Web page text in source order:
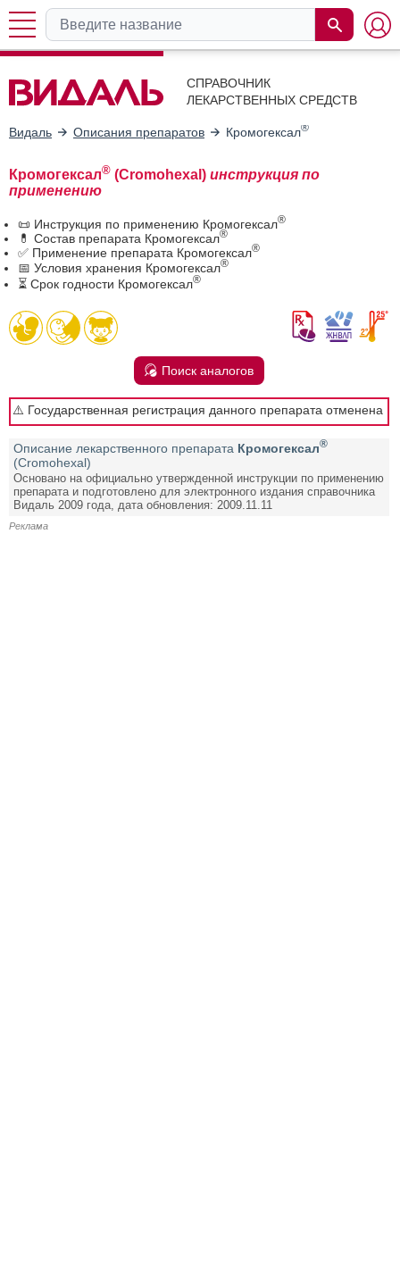
СПРАВОЧНИК
ЛЕКАРСТВЕННЫХ СРЕДСТВ
Видаль Описания препаратов Кромогексал®
Кромогексал® (Cromohexal) инструкция по
применению
📜 Инструкция по применению Кромогексал®
💊 Состав препарата Кромогексал®
✅ Применение препарата Кромогексал®
📅 Условия хранения Кромогексал®
⏳ Срок годности Кромогексал®
Поиск аналогов
⚠️ Государственная регистрация данного препарата отменена
Описание лекарственного препарата Кромогексал®
(Cromohexal)
Основано на официально утвержденной инструкции по применению
препарата и подготовлено для электронного издания справочника
Видаль 2009 года, дата обновления: 2009.11.11
Реклама